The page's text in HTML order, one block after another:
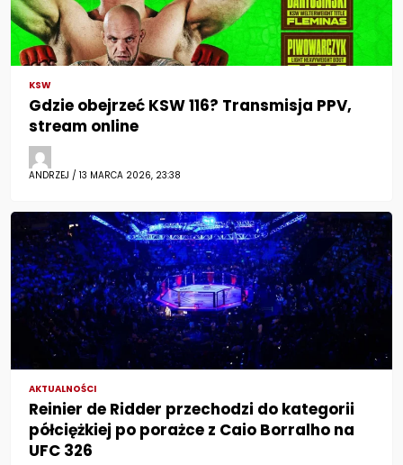
KSW
Gdzie obejrzeć KSW 116? Transmisja PPV,
stream online
ANDRZEJ / 13 MARCA 2026, 23:38
AKTUALNOŚCI
Reinier de Ridder przechodzi do kategorii
półciężkiej po porażce z Caio Borralho na
UFC 326